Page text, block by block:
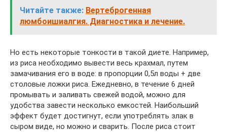
Читайте также: Вертеброгенная
люмбоишиалгия. Диагностика и лечение.
Но есть некоторые тонкости в такой диете. Например,
из риса необходимо вывести весь крахмал, путем
замачивания его в воде: в пропорции 0,5л воды + две
столовые ложки риса. Ежедневно, в течение 6 дней
промывать и заливать свежей водой, можно для
удобства завести несколько емкостей. Наибольший
эффект будет достигнут, если употреблять злак в
сыром виде, но можно и сварить. После риса стоит